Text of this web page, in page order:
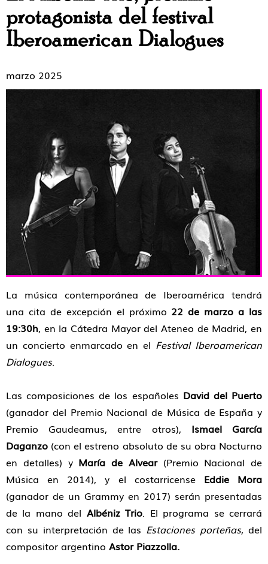
protagonista del festival
Iberoamerican Dialogues
marzo 2025
La música contemporánea de Iberoamérica tendrá
una cita de excepción el próximo 22 de marzo a las
19:30h, en la Cátedra Mayor del Ateneo de Madrid, en
un concierto enmarcado en el Festival Iberoamerican
Dialogues.
Las composiciones de los españoles David del Puerto
(ganador del Premio Nacional de Música de España y
Premio Gaudeamus, entre otros), Ismael García
Daganzo (con el estreno absoluto de su obra Nocturno
en detalles) y María de Alvear(Premio Nacional de
Música en 2014), y el costarricense Eddie Mora
(ganador de un Grammy en 2017) serán presentadas
de la mano del Albéniz Trio. El programa se cerrará
con su interpretación de las Estaciones porteñas, del
compositor argentino Astor Piazzolla.